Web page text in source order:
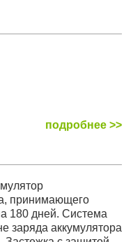
подробнее >>
принимающего
180 дней. Система
заряда аккумулятора